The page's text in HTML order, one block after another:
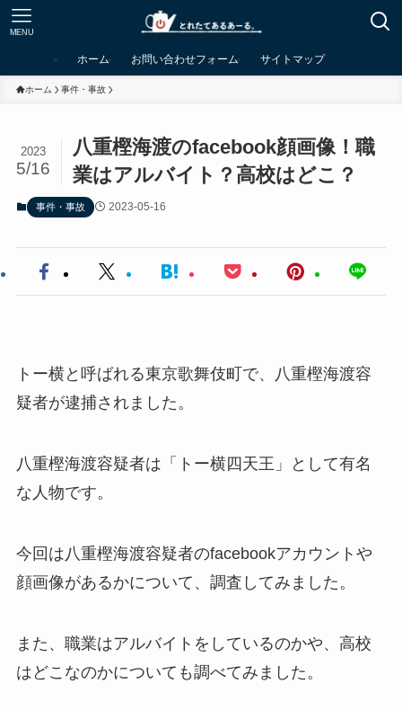
MENU
ホーム お問い合わせフォーム サイトマップ
ホーム 事件・事故
八重樫海渡のfacebook顔画像！職
業はアルバイト？高校はどこ？
2023
5/16
事件・事故 2023-05-16
トー横と呼ばれる東京歌舞伎町で、八重樫海渡容
疑者が逮捕されました。
八重樫海渡容疑者は「トー横四天王」として有名
な人物です。
今回は八重樫海渡容疑者のfacebookアカウントや
顔画像があるかについて、調査してみました。
また、職業はアルバイトをしているのかや、高校
はどこなのかについても調べてみました。